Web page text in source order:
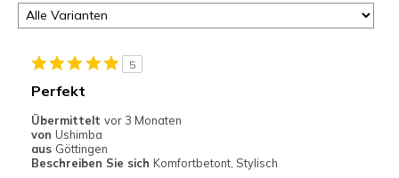
5
Perfekt
Übermittelt vor 3 Monaten
von Ushimba
aus Göttingen
Beschreiben Sie sich Komfortbetont, Stylisch